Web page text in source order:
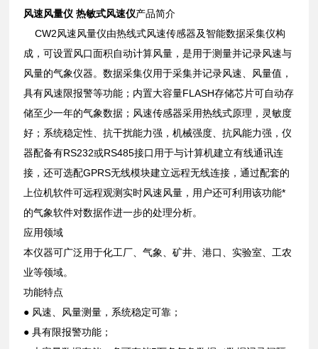
风速风量仪 热敏式风速仪产品简介
CW2风速风量仪由热线式风速传感器及智能数据采集仪构
成，可设置风口面积自动计算风量，是用于测量并记录风速与
风量的气象仪器。数据采集仪用于采集并记录风速、风量值，
具有风速限报警等功能；内置大容量FLASH存储芯片可自动存
储至少一年的气象数据；风速传感器采用热线式原理，灵敏度
好；系统稳定性、抗干扰能力强，机械强度、抗风能力强，仪
器配备有RS232或RS485接口用于与计算机建立有线通讯连
接，还可选配GPRS无线模块建立远程无线连接，通过配套的
上位机软件可远程观测实时风速风量，用户还可利用该功能*
的气象软件对数据作进一步的处理分析。
应用领域
本仪器可广泛用于化工厂、气象、矿井、港口、实验室、工农
业等领域。
功能特点
● 风速、风量测量，系统稳定可靠；
● 具有限报警功能；